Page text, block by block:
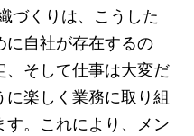
づくりは、こうした
に自社が存在するの
そして仕事は大変だ
楽しく業務に取り組
。これにより、メン